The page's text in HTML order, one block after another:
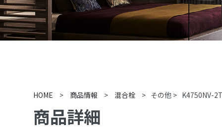
HOME > 商品情報 > 混合栓 > その他 > K4750NV-
商品詳細